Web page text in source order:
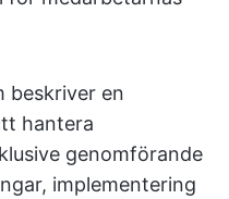
beskriver en
hantera
genomförande
implementering